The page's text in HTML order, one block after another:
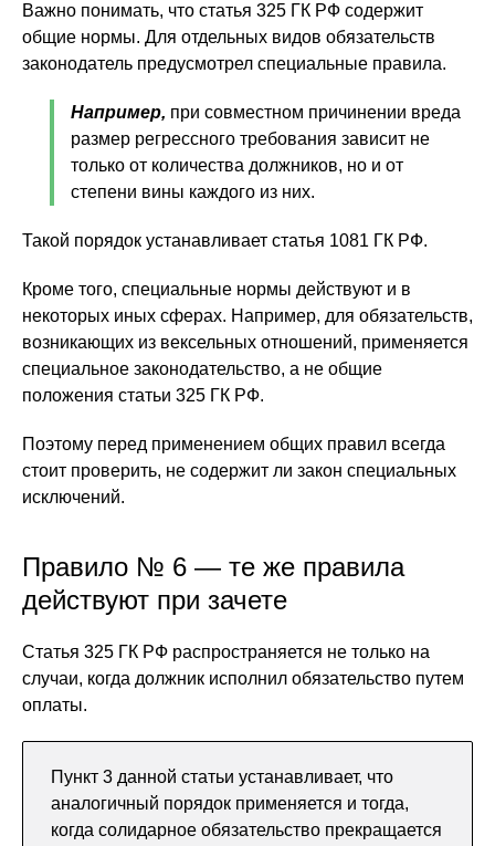
Важно понимать, что статья 325 ГК РФ содержит
общие нормы. Для отдельных видов обязательств
законодатель предусмотрел специальные правила.
Например, при совместном причинении вреда
размер регрессного требования зависит не
только от количества должников, но и от
степени вины каждого из них.
Такой порядок устанавливает статья 1081 ГК РФ.
Кроме того, специальные нормы действуют и в
некоторых иных сферах. Например, для обязательств,
возникающих из вексельных отношений, применяется
специальное законодательство, а не общие
положения статьи 325 ГК РФ.
Поэтому перед применением общих правил всегда
стоит проверить, не содержит ли закон специальных
исключений.
Правило № 6 — те же правила
действуют при зачете
Статья 325 ГК РФ распространяется не только на
случаи, когда должник исполнил обязательство путем
оплаты.
Пункт 3 данной статьи устанавливает, что
аналогичный порядок применяется и тогда,
когда солидарное обязательство прекращается